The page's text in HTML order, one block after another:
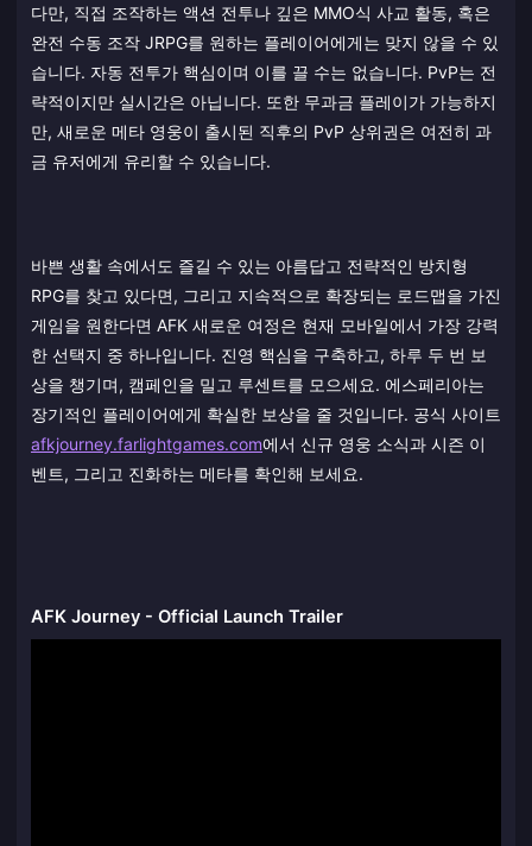
다만, 직접 조작하는 액션 전투나 깊은 MMO식 사교 활동, 혹은
완전 수동 조작 JRPG를 원하는 플레이어에게는 맞지 않을 수 있
습니다. 자동 전투가 핵심이며 이를 끌 수는 없습니다. PvP는 전
략적이지만 실시간은 아닙니다. 또한 무과금 플레이가 가능하지
만, 새로운 메타 영웅이 출시된 직후의 PvP 상위권은 여전히 과
금 유저에게 유리할 수 있습니다.
바쁜 생활 속에서도 즐길 수 있는 아름답고 전략적인 방치형
RPG를 찾고 있다면, 그리고 지속적으로 확장되는 로드맵을 가진
게임을 원한다면 AFK 새로운 여정은 현재 모바일에서 가장 강력
한 선택지 중 하나입니다. 진영 핵심을 구축하고, 하루 두 번 보
상을 챙기며, 캠페인을 밀고 루센트를 모으세요. 에스페리아는
장기적인 플레이어에게 확실한 보상을 줄 것입니다. 공식 사이트
afkjourney.farlightgames.com에서 신규 영웅 소식과 시즌 이
벤트, 그리고 진화하는 메타를 확인해 보세요.
AFK Journey - Official Launch Trailer